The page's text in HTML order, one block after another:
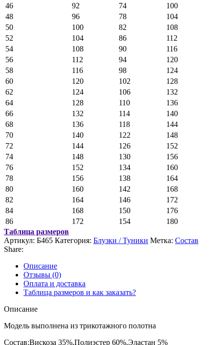
46
92 74
100
48
96 78
104
50
100 82
108
52
104 86
112
54
108 90
116
56
112 94
120
58
116 98
124
60
120 102
128
62
124 106
132
64
128 110
136
66
132 114
140
68
136 118
144
70
140 122
148
72
144 126
152
74
148 130
156
76
152 134
160
78
156 138
164
80
160 142
168
82
164 146
172
84
168 150
176
86
172 154
180
Таблица размеров
Артикул: Б465 Категория: Блузки / Туники Метка: Состав
Share:
Описание
Отзывы (0)
Оплата и доставка
Таблица размеров и как заказать?
Описание
Модель выполнена из трикотажного полотна
Состав:Вискоза 35%,Полиэстер 60%,Эластан 5%